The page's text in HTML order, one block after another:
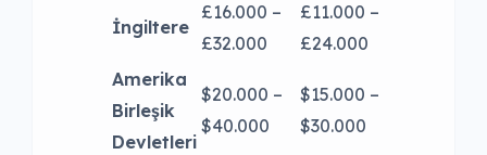
İngiltere
£16.000 –
£32.000
£11.000 –
£24.000
Amerika
Birleşik
Devletleri
$20.000 –
$40.000
$15.000 –
$30.000